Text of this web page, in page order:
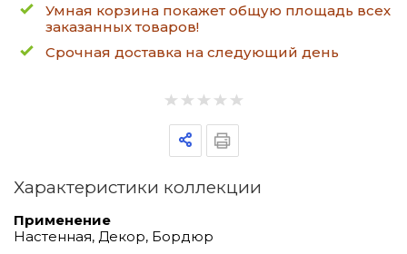
Умная корзина покажет общую площадь всех
заказанных товаров!
Срочная доставка на следующий день
Характеристики коллекции
Применение
Настенная, Декор, Бордюр